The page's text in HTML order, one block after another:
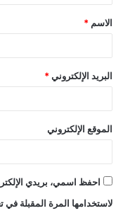
ق
*
الاسم *
البريد الإلكتروني *
الموقع الإلكتروني
احفظ اسمي، بريدي
لاستخدامها المرة المقبلة في